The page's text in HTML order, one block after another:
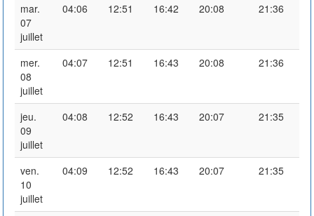
mar.
07
juillet
04:06 12:51 16:42 20:08 21:36
mer.
08
juillet
04:07 12:51 16:43 20:08 21:36
jeu.
09
juillet
04:08 12:52 16:43 20:07 21:35
ven.
10
juillet
04:09 12:52 16:43 20:07 21:35